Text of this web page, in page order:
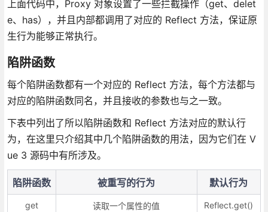
上面代码中，Proxy 对象设置了一些拦截操作（get、delet
e、has），并且内部都调用了对应的 Reflect 方法，保证原
生行为能够正常执行。
陷阱函数
每个陷阱函数都有一个对应的 Reflect 方法，每个方法都与
对应的陷阱函数同名，并且接收的参数也与之一致。
下表中列出了所以陷阱函数和 Reflect 方法对应的默认行
为，在这里只介绍其中几个陷阱函数的用法，因为它们在 V
ue 3 源码中有所涉及。
陷阱函数 被重写的行为 默认行为
get 读取一个属性的值 Reflect.get()